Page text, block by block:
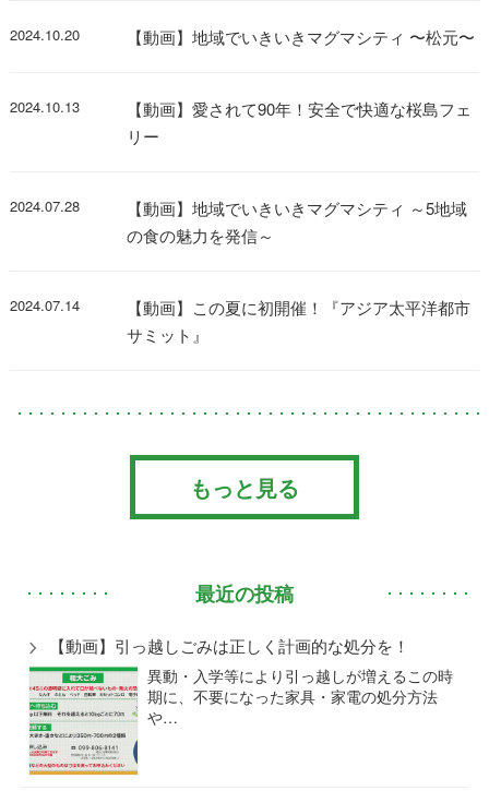
2024.10.20 【動画】地域でいきいきマグマシティ 〜松元〜
2024.10.13
【動画】愛されて90年！安全で快適な桜島フェ
リー
2024.07.28
【動画】地域でいきいきマグマシティ ～5地域
の食の魅力を発信～
2024.07.14
【動画】この夏に初開催！『アジア太平洋都市
サミット』
もっと見る
最近の投稿
【動画】引っ越しごみは正しく計画的な処分を！
異動・入学等により引っ越しが増えるこの時
期に、不要になった家具・家電の処分方法
や…